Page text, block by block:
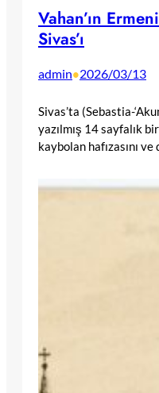
Vahan’ın
Sivas’ı
admin•2026/03/13
Sivas’ta (Sebastia-
yazılmış 14 sayfalık
kaybolan hafızasını ve